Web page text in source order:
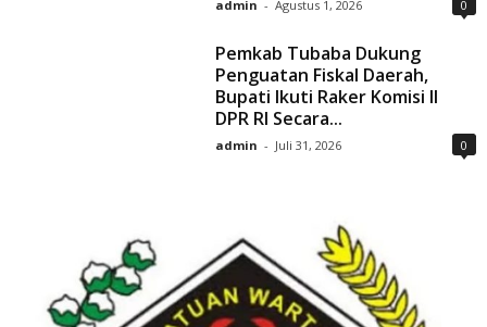
admin - Agustus 1, 2026 0
Pemkab Tubaba Dukung
Penguatan Fiskal Daerah,
Bupati Ikuti Raker Komisi II
DPR RI Secara...
admin - Juli 31, 2026 0